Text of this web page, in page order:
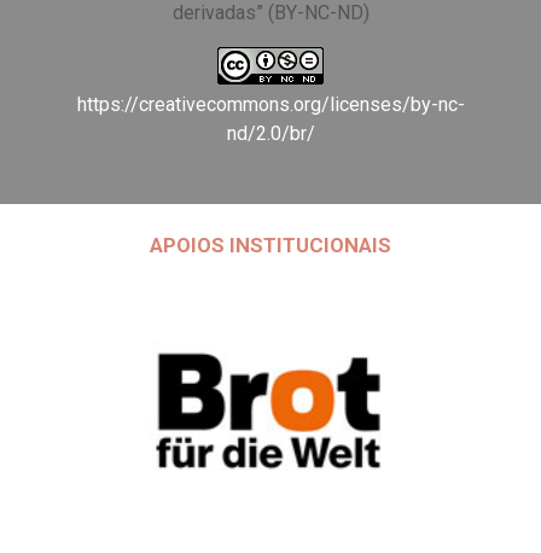
derivadas” (BY-NC-ND)
https://creativecommons.org/licenses/by-nc-
nd/2.0/br/
APOIOS INSTITUCIONAIS